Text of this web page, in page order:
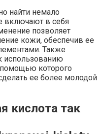
найти немало
включают в себя
позволяет
кожи, обеспечив ее
Также
использованию
помощью которого
ее более молодой
кислота так